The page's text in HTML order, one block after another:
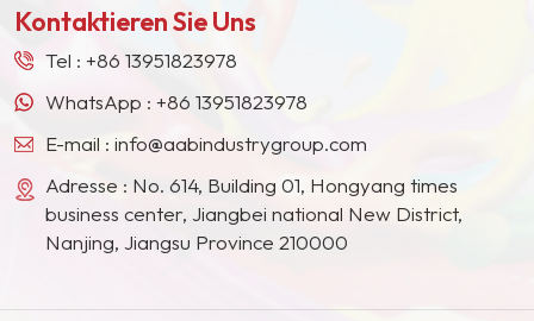
Südostasien, Japan, Südkorea und anderen
Ländern und Regionen geworden.
Kontaktieren Sie Uns
Tel : +86 13951823978
WhatsApp : +86 13951823978
E-mail : info@aabindustrygroup.com
Adresse : No. 614, Building 01, Hongyang times
business center, Jiangbei national New District,
Nanjing, Jiangsu Province 210000